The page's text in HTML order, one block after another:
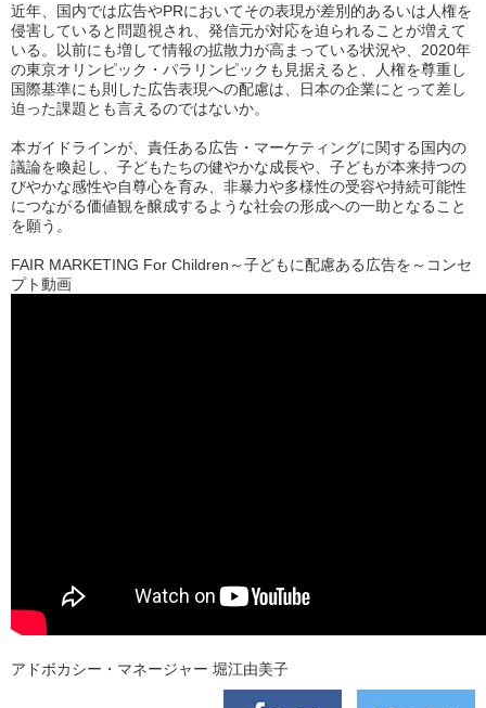
近年、国内では広告やPRにおいてその表現が差別的あるいは人権を
侵害していると問題視され、発信元が対応を迫られることが増えて
いる。以前にも増して情報の拡散力が高まっている状況や、2020年
の東京オリンピック・パラリンピックも見据えると、人権を尊重し
国際基準にも則した広告表現への配慮は、日本の企業にとって差し
迫った課題とも言えるのではないか。
本ガイドラインが、責任ある広告・マーケティングに関する国内の
議論を喚起し、子どもたちの健やかな成長や、子どもが本来持つの
びやかな感性や自尊心を育み、非暴力や多様性の受容や持続可能性
につながる価値観を醸成するような社会の形成への一助となること
を願う。
FAIR MARKETING For Children～子どもに配慮ある広告を～コンセ
プト動画
アドボカシー・マネージャー 堀江由美子